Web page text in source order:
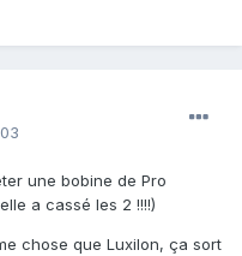
une bobine de Pro
a cassé les 2 !!!!)
chose que Luxilon, ça sort